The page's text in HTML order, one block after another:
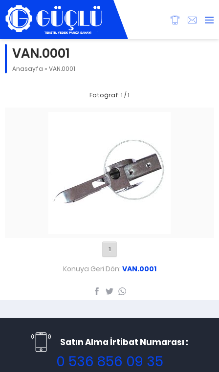
VAN.0001
Anasayfa » VAN.0001
Fotoğraf: 1 / 1
1
Konuya Geri Dön: VAN.0001
Satın Alma İrtibat Numarası :
0 536 856 09 35